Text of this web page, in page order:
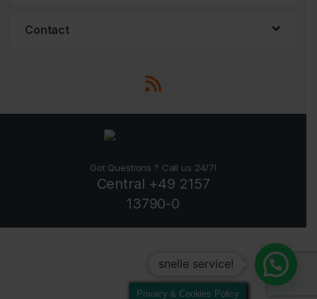
Contact
Got Questions ? Call us 24/7!
Central +49 2157
13790-0
Privacy & Cookies Policy
snelle service!